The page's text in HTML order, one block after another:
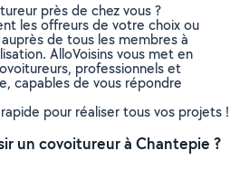
près de chez vous ?
les offreurs de votre choix ou
de tous les membres à
AlloVoisins vous met en
professionnels et
capables de vous répondre
pour réaliser tous vos projets !
un covoitureur à Chantepie ?